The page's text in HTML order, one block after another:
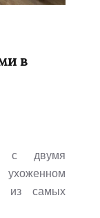
в
с двумя
из самых